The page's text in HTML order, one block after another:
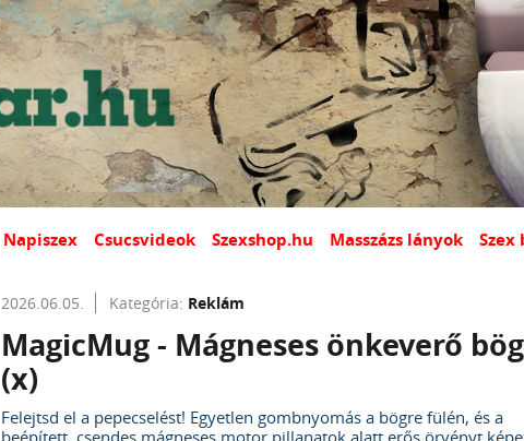
Napiszex Csucsvideok Szexshop.hu Masszázs lányok Szex
2026.06.05. Kategória: Reklám
MagicMug - Mágneses önkeverő
(x)
Felejtsd el a pepecselést! Egyetlen gombnyomás a bögre fülén, és a
beépített, csendes mágneses motor pillanatok alatt erős örvényt